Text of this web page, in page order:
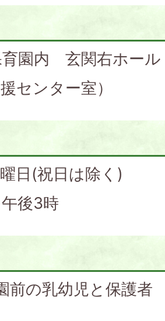
園内 玄関右ホール
センター室）
日(祝日は除く)
後3時
前の乳幼児と保護者